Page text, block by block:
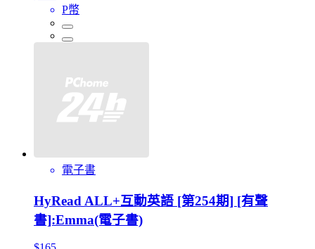
P幣
電子書
HyRead ALL+互動英語 [第254期] [有聲
書]:Emma(電子書)